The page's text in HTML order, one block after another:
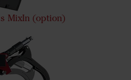
MixIn (option)